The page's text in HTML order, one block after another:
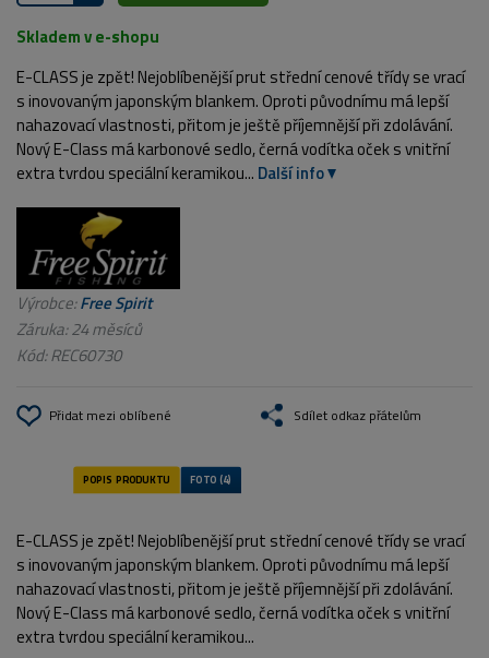
Skladem v e-shopu
E-CLASS je zpět! Nejoblíbenější prut střední cenové třídy se vrací
s inovovaným japonským blankem. Oproti původnímu má lepší
nahazovací vlastnosti, přitom je ještě příjemnější při zdolávání.
Nový E-Class má karbonové sedlo, černá vodítka oček s vnitřní
extra tvrdou speciální keramikou... Další info
Výrobce:Free Spirit
Záruka: 24 měsíců
Kód:REC60730
Přidat mezi oblíbené Sdílet odkaz přátelům
E-CLASS je zpět! Nejoblíbenější prut střední cenové třídy se vrací
s inovovaným japonským blankem. Oproti původnímu má lepší
nahazovací vlastnosti, přitom je ještě příjemnější při zdolávání.
Nový E-Class má karbonové sedlo, černá vodítka oček s vnitřní
extra tvrdou speciální keramikou...